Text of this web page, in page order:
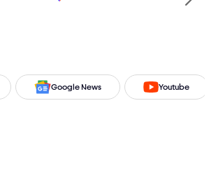
Google News Youtube